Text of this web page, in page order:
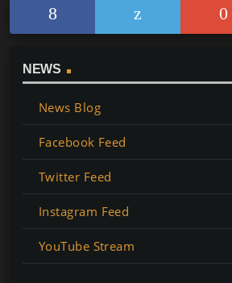
feiern wird!
NEWS
News Blog
Facebook Feed
Twitter Feed
Instagram Feed
YouTube Stream